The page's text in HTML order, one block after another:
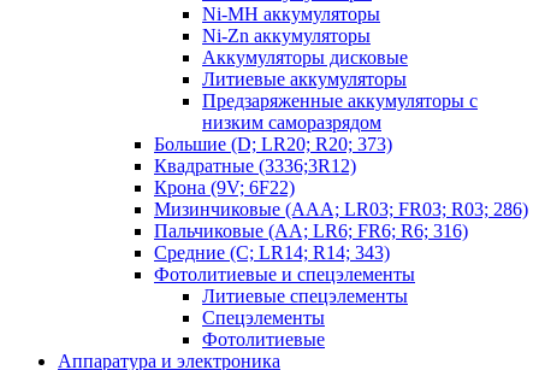
Ni-MH аккумуляторы
Ni-Zn аккумуляторы
Аккумуляторы дисковые
Литиевые аккумуляторы
Предзаряженные аккумуляторы с
низким саморазрядом
Большие (D; LR20; R20; 373)
Квадратные (3336;3R12)
Крона (9V; 6F22)
Мизинчиковые (AAA; LR03; FR03; R03; 286)
Пальчиковые (AA; LR6; FR6; R6; 316)
Средние (C; LR14; R14; 343)
Фотолитиевые и спецэлементы
Литиевые спецэлементы
Спецэлементы
Фотолитиевые
Аппаратура и электроника